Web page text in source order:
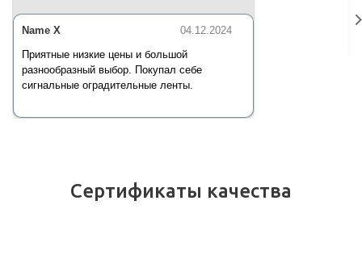
04.12.2024
Name X
Приятные низкие цены и большой
разнообразный выбор. Покупал себе
сигнальные оградительные ленты.
Сертификаты качества